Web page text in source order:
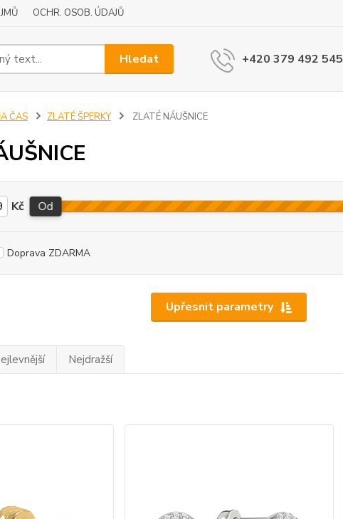
OCHR. OSOB. ÚDAJŮ
Hledat +420 379 492 545
ČAS ZLATÉ ŠPERKY ZLATÉ NÁUŠNICE
Upřesnit parametry
Kč Od
Doprava ZDARMA
Nejdražší